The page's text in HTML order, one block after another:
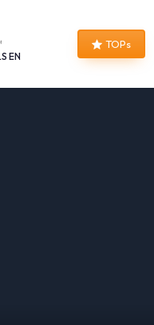
EN
TOPs